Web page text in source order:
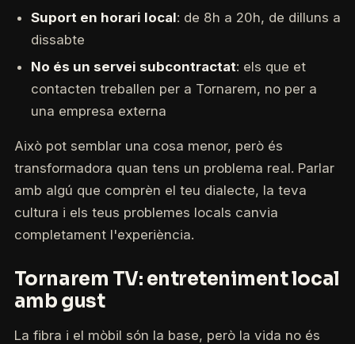
Suport en horari local: de 8h a 20h, de dilluns a
dissabte
No és un servei subcontractat: els que et
contacten treballen per a Tornarem, no per a
una empresa externa
Això pot semblar una cosa menor, però és
transformadora quan tens un problema real. Parlar
amb algú que comprèn el teu dialecte, la teva
cultura i els teus problemes locals canvia
completament l'experiència.
Tornarem TV: entreteniment local
amb gust
La fibra i el mòbil són la base, però la vida no és